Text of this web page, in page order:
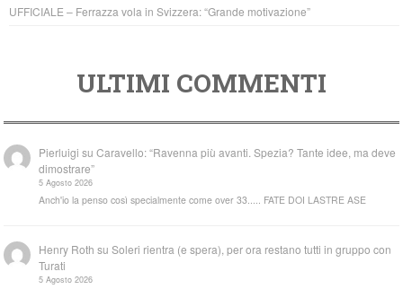
UFFICIALE – Ferrazza vola in Svizzera: “Grande motivazione”
ULTIMI COMMENTI
Pierluigi suCaravello: “Ravenna più avanti. Spezia? Tante idee, ma deve
dimostrare”
5 Agosto 2026
Anch'io la penso così specialmente come over 33..... FATE DOI LASTRE ASE
Henry Roth suSoleri rientra (e spera), per ora restano tutti in gruppo con
Turati
5 Agosto 2026